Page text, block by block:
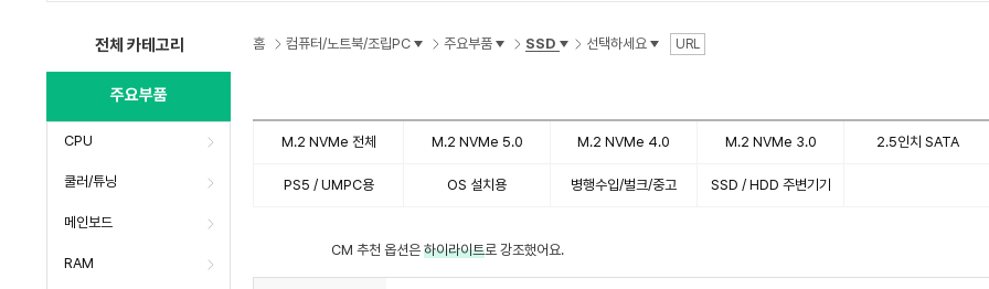
전체 카테고리
주요부품
CPU
쿨러/튜닝
메인보드
RAM
홈 컴퓨터/노트북/조립PC 주요부품 SSD 선택하세요 URL
M.2 NVMe 전체 M.2 NVMe 5.0 M.2 NVMe 4.0 M.2 NVMe 3.0 2.5인치 SATA
PS5 / UMPC용 OS 설치용 병행수입/벌크/중고 SSD / HDD 주변기기
CM 추천 옵션은 하이라이트로 강조했어요.